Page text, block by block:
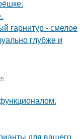
гарнитур - смелое
глубже и